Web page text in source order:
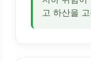
고 하산을